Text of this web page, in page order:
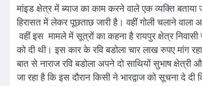
मांइड क्षेत्र में ब्याज का काम करने वाले एक व्यक्ति
हिरासत में लेकर पूछताछ जारी है। वहीं गोली चलाने वाला
वहीं इस मामले में सूत्रों का कहना है रायपुर क्षेत्र
को दी थी। इस कार के रवि बडोला चार लाख रुपए मांग
बात से नाराज रवि बडोला अपने दो साथियों सुभाष
जा रहा है कि इस दौरान किसी ने भारद्वाज को सूचना दे